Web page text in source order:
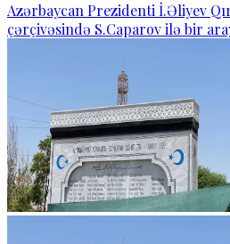
Azərbaycan Prezidenti İ.Əliyev
çərçivəsində S.Caparov ilə bir